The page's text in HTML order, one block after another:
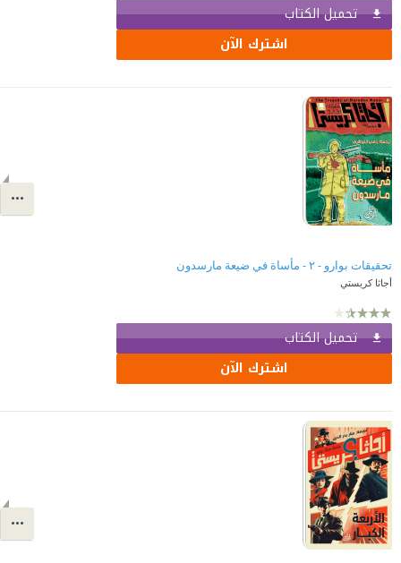
تحميل الكتاب
اشترك الآن
تحقيقات بوارو - ٢ - مأساة في ضيعة مارسدون
أجاثا كريستي
تحميل الكتاب
اشترك الآن